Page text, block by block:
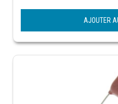
AJOUTER